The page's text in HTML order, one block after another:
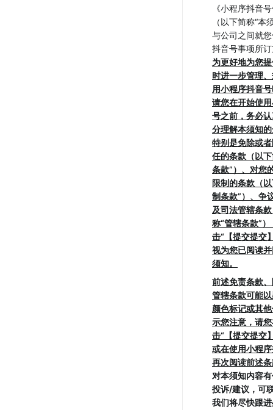
《小程序抖音
（以下简称“本
与公司之间就
抖音号事项所
为更好地为您
时进一步管理
用小程序抖音
请您在开始使
号之前，务必
分理解本须知
特别是免除或
任的条款（以
条款”）、对您
限制的条款（
制条款”）、争
及司法管辖条
称“管辖条款”
击“【提交提交
视为您已阅读
须知。
前述免责条款
管辖条款可能
颜色标记或其
示您注意，请
击“【提交提交
或在使用小程
再次阅读前述
对本须知内容
投诉/建议，可
我们将尽快跟